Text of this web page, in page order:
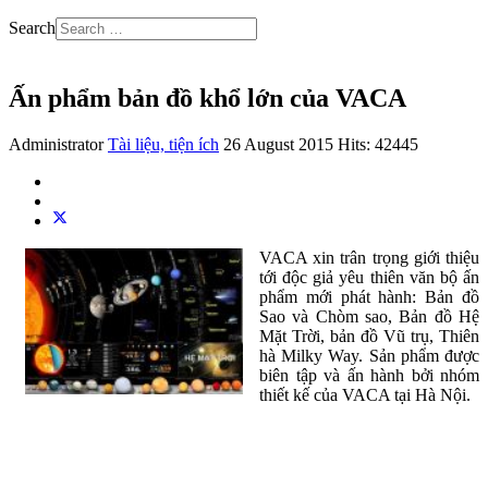
Search
Ấn phẩm bản đồ khổ lớn của VACA
Administrator Tài liệu, tiện ích 26 August 2015 Hits: 42445
VACA xin trân trọng giới thiệu
tới độc giả yêu thiên văn bộ ấn
phẩm mới phát hành: Bản đồ
Sao và Chòm sao, Bản đồ Hệ
Mặt Trời, bản đồ Vũ trụ, Thiên
hà Milky Way. Sản phẩm được
biên tập và ấn hành bởi nhóm
thiết kế của VACA tại Hà Nội.